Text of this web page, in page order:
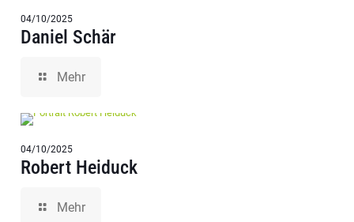
04/10/2025
Daniel Schär
Mehr
04/10/2025
Robert Heiduck
Mehr